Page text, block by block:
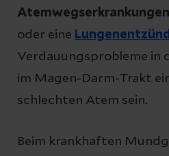
Atemwegserkrankungen
oder eine
Verdauungsprobleme in
im Magen-Darm-Trakt
schlechten Atem sein.
Beim krankhaften